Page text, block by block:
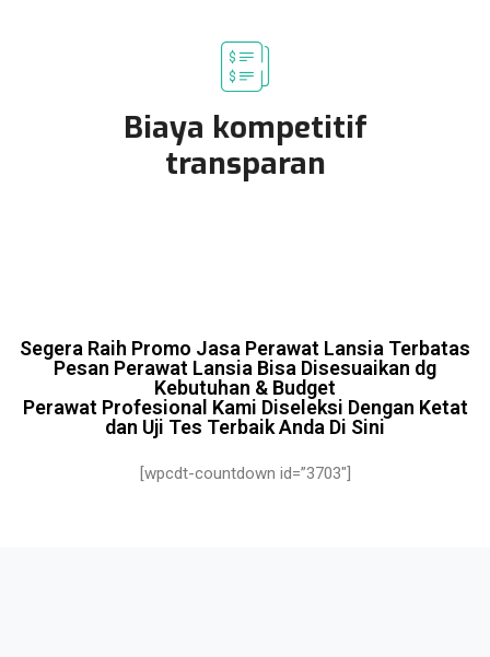
Biaya kompetitif
transparan
Segera Raih Promo Jasa Perawat Lansia Terbatas
Pesan Perawat Lansia Bisa Disesuaikan dg
Kebutuhan & Budget
Perawat Profesional Kami Diseleksi Dengan Ketat
dan Uji Tes Terbaik Anda Di Sini
[wpcdt-countdown id=”3703″]